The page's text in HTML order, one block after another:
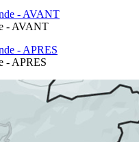
- AVANT
- APRES